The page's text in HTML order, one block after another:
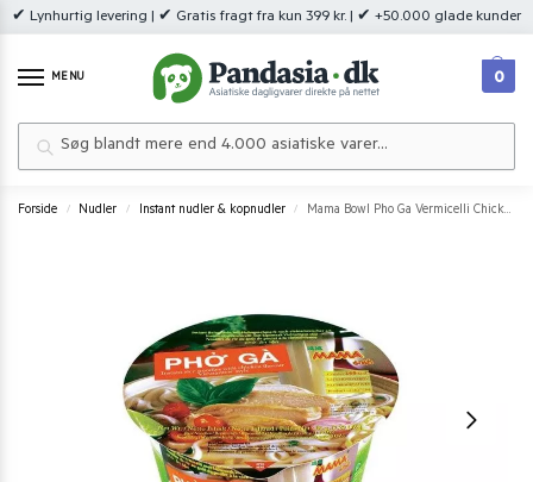
✔ Lynhurtig levering | ✔ Gratis fragt fra kun 399 kr. | ✔ +50.000 glade kunder
MENU 0
Forside / Nudler / Instant nudler & kopnudler / Mama Bowl Pho Ga Vermicelli Chicken 65 g.